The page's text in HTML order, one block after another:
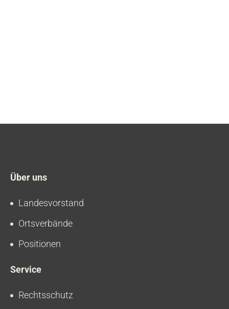
Über uns
Landesvorstand
Ortsverbände
Positionen
Service
Rechtsschutz